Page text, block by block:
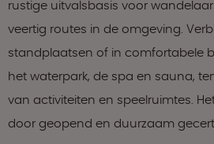
rustige uitvalsbasis voor
veertig routes in de omgeving.
standplaatsen of in comfortabele
het waterpark, de spa en sauna,
van activiteiten en speelruimtes.
door geopend en duurzaam